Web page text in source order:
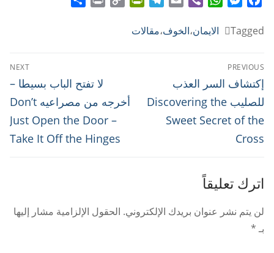
Tagged
الايمان،الخوف،مقالات
تصفّح
المقالات
PREVIOUS
Previous
post:
إكتشاف السر العذب
للصليب Discovering the
Sweet Secret of the
Cross
NEXT
Next
post:
لا تفتح الباب بسيطا –
أخرجه من مصراعيه Don’t
Just Open the Door –
Take It Off the Hinges
اترك تعليقاً
لن يتم نشر عنوان بريدك الإلكتروني. الحقول الإلزامية مشار إليها
بـ*